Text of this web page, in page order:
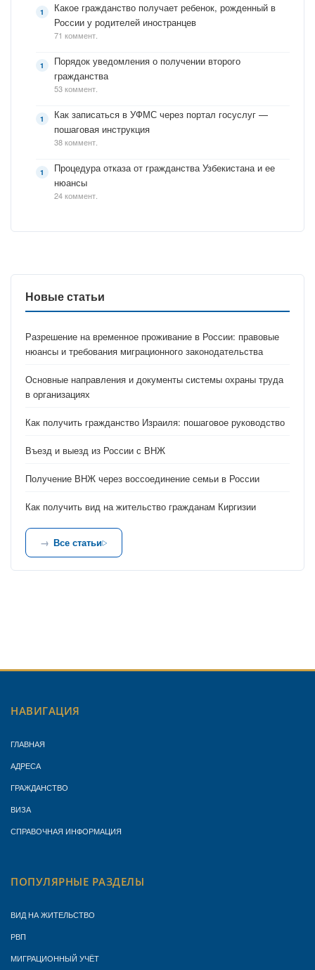
Какое гражданство получает ребенок, рожденный в
России у родителей иностранцев
71 коммент.
Порядок уведомления о получении второго
гражданства
53 коммент.
Как записаться в УФМС через портал госуслуг —
пошаговая инструкция
38 коммент.
Процедура отказа от гражданства Узбекистана и ее
нюансы
24 коммент.
Новые статьи
Разрешение на временное проживание в России: правовые
нюансы и требования миграционного законодательства
Основные направления и документы системы охраны труда
в организациях
Как получить гражданство Израиля: пошаговое руководство
Въезд и выезд из России с ВНЖ
Получение ВНЖ через воссоединение семьи в России
Как получить вид на жительство гражданам Киргизии
Все статьи
НАВИГАЦИЯ
ГЛАВНАЯ
АДРЕСА
ГРАЖДАНСТВО
ВИЗА
СПРАВОЧНАЯ ИНФОРМАЦИЯ
ПОПУЛЯРНЫЕ РАЗДЕЛЫ
ВИД НА ЖИТЕЛЬСТВО
РВП
МИГРАЦИОННЫЙ УЧЁТ